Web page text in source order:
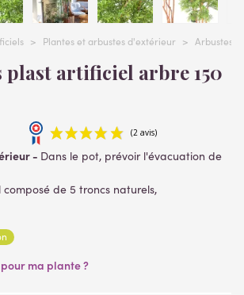
> Plantes et arbustes d'extérieur > Arbustes
- Dans le pot, prévoir l'évacuation de
de 5 troncs naturels,
de 75 cm et une envergure de 80
de 90 cm et une envergure de 85
de 110 cm et une envergure de 100
ma plante ?